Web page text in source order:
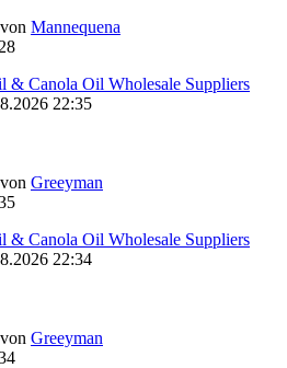
von Mannequena
& Canola Oil Wholesale Suppliers
22:35
von Greeyman
& Canola Oil Wholesale Suppliers
22:34
von Greeyman